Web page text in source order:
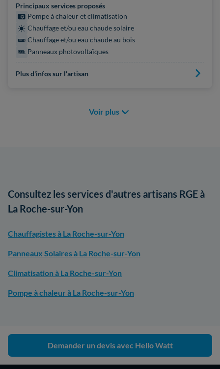
Principaux services proposés
Pompe à chaleur et climatisation
Chauffage et/ou eau chaude solaire
Chauffage et/ou eau chaude au bois
Panneaux photovoltaïques
Plus d'infos sur l'artisan
Voir plus
Consultez les services d'autres artisans RGE à
La Roche-sur-Yon
Chauffagistes à La Roche-sur-Yon
Panneaux Solaires à La Roche-sur-Yon
Climatisation à La Roche-sur-Yon
Pompe à chaleur à La Roche-sur-Yon
Demander un devis avec Hello Watt